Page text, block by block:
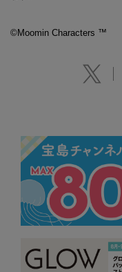
©Moomin Characters ™